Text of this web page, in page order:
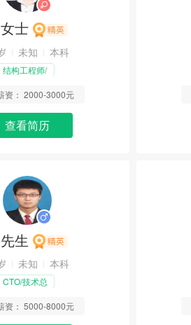
士
未知 本科
结构工程师/
资：2000-3000元
查看简历
生
未知 本科
CTO/技术总
资：5000-8000元